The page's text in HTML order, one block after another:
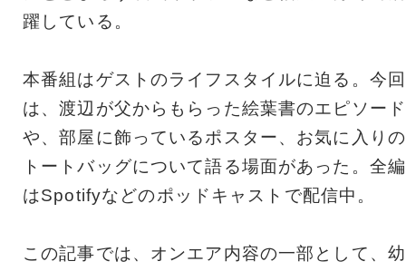
躍している。
本番組はゲストのライフスタイルに迫る。今回
は、渡辺が父からもらった絵葉書のエピソード
や、部屋に飾っているポスター、お気に入りの
トートバッグについて語る場面があった。全編
はSpotifyなどのポッドキャストで配信中。
この記事では、オンエア内容の一部として、幼